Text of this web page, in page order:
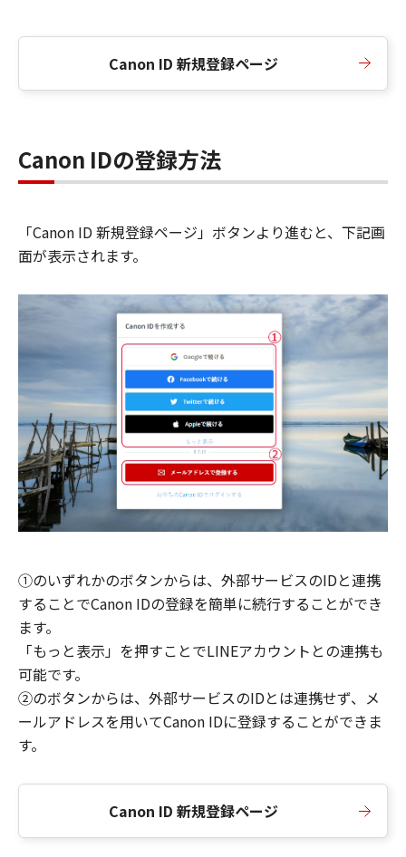
Canon ID 新規登録ページ
Canon IDの登録方法
「Canon ID 新規登録ページ」ボタンより進むと、下記画
面が表示されます。
①のいずれかのボタンからは、外部サービスのIDと連携
することでCanon IDの登録を簡単に続行することができ
ます。
「もっと表示」を押すことでLINEアカウントとの連携も
可能です。
②のボタンからは、外部サービスのIDとは連携せず、メ
ールアドレスを用いてCanon IDに登録することができま
す。
Canon ID 新規登録ページ